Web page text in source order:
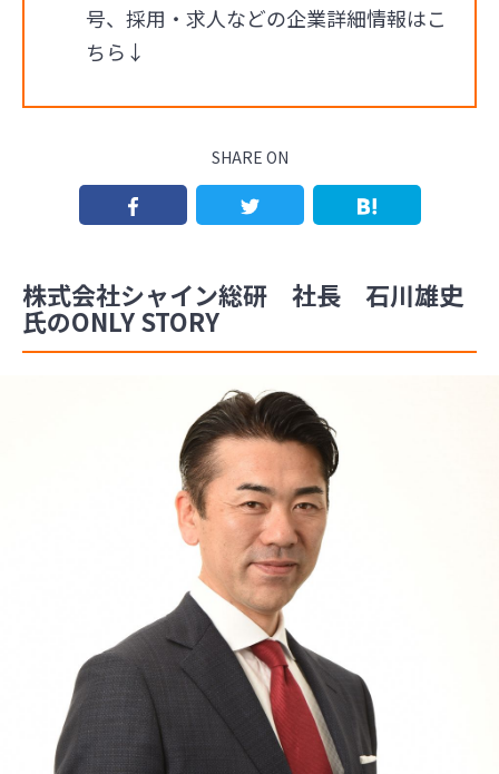
号、採用・求人などの企業詳細情報はこ
ちら↓
SHARE ON
株式会社シャイン総研 社長 石川雄史
氏のONLY STORY